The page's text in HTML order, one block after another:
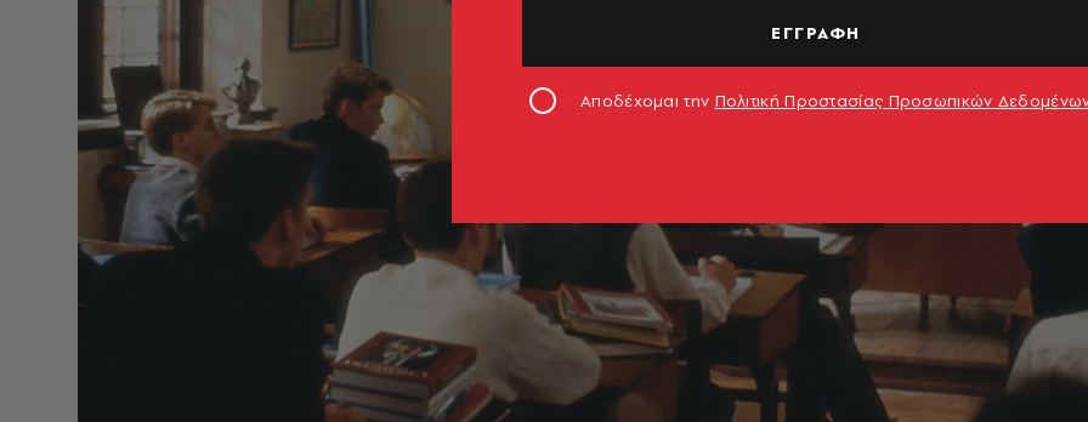
ΕΓΓΡΑΦΗ
Αποδέχομαι την Πολιτική Προστασίας Προσωπικών